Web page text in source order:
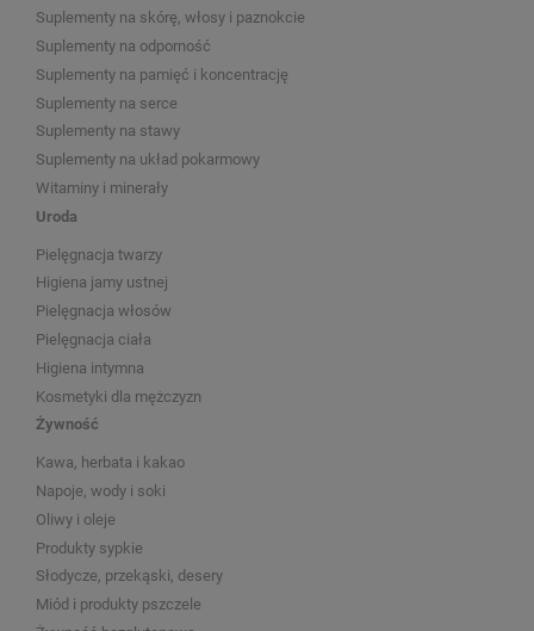
Suplementy na skórę, włosy i paznokcie
Suplementy na odporność
Suplementy na pamięć i koncentrację
Suplementy na serce
Suplementy na stawy
Suplementy na układ pokarmowy
Witaminy i minerały
Uroda
Pielęgnacja twarzy
Higiena jamy ustnej
Pielęgnacja włosów
Pielęgnacja ciała
Higiena intymna
Kosmetyki dla mężczyzn
Żywność
Kawa, herbata i kakao
Napoje, wody i soki
Oliwy i oleje
Produkty sypkie
Słodycze, przekąski, desery
Miód i produkty pszczele